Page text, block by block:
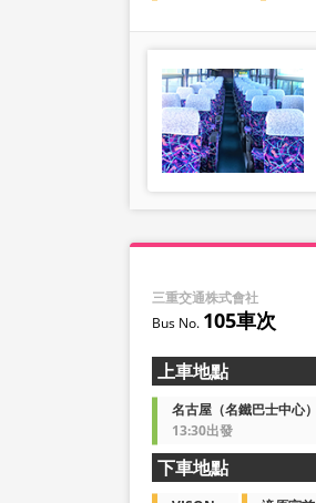
三重交通株式會社
105車次
上車地點
名古屋（名鐵巴士中心）
13:30出發
下車地點